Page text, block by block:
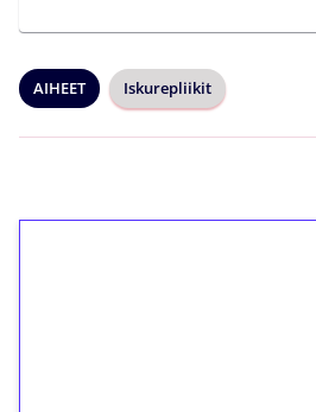
AIHEET Iskurepliikit